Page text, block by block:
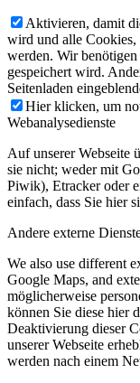
Aktivieren, damit
wird und alle Cookies,
werden. Wir
gespeichert wird.
Seitenladen
Hier klicken, um
Webanalysedienste
Auf unserer Webseite
sie nicht; weder mit
Piwik), Etracker oder
einfach, dass Sie hier
Andere externe
We also use different
Google Maps, and
möglicherweise
können Sie diese hier
Deaktivierung dieser
unserer Webseite
werden nach einem